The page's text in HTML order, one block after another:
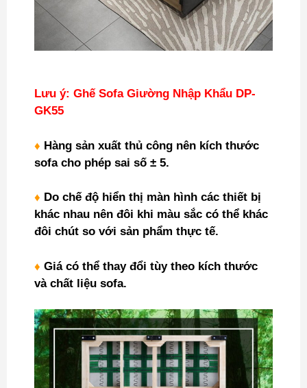
Lưu ý: Ghế Sofa Giường Nhập Khẩu DP-
GK55
♦ Hàng sản xuất thủ công nên kích thước
sofa cho phép sai số ± 5.
♦ Do chế độ hiển thị màn hình các thiết bị
khác nhau nên đôi khi màu sắc có thể khác
đôi chút so với sản phẩm thực tế.
♦ Giá có thể thay đổi tùy theo kích thước
và chất liệu sofa.